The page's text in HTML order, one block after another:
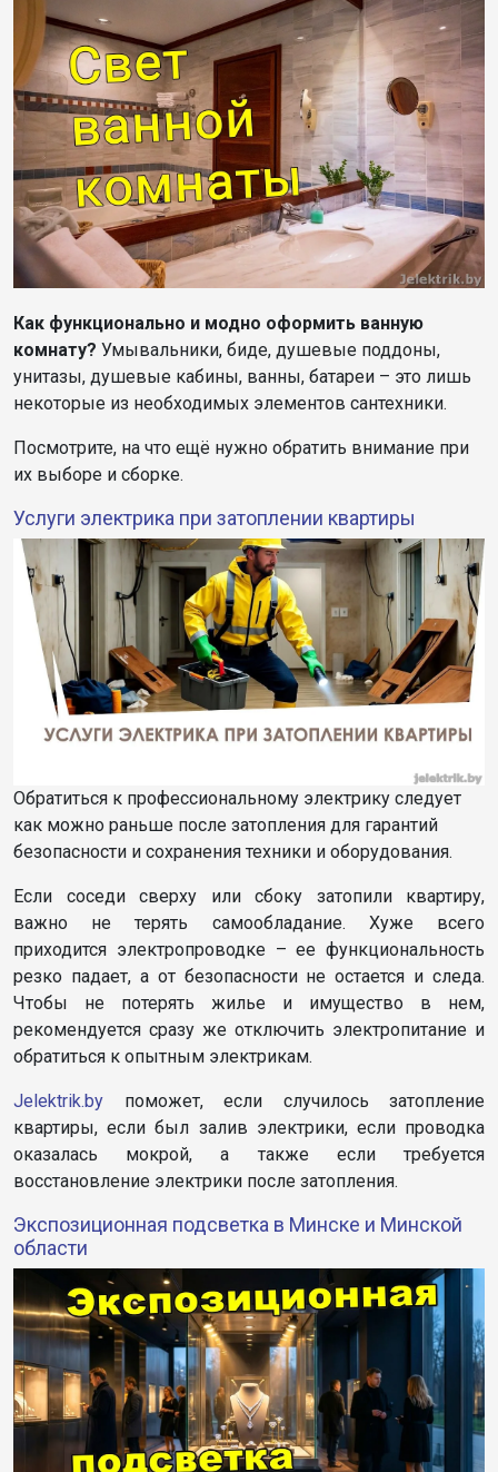
Как функционально и модно оформить ванную
комнату? Умывальники, биде, душевые поддоны,
унитазы, душевые кабины, ванны, батареи – это лишь
некоторые из необходимых элементов сантехники.
Посмотрите, на что ещё нужно обратить внимание при
их выборе и сборке.
Услуги электрика при затоплении квартиры
Обратиться к профессиональному электрику следует
как можно раньше после затопления для гарантий
безопасности и сохранения техники и оборудования.
Если соседи сверху или сбоку затопили квартиру,
важно не терять самообладание. Хуже всего
приходится электропроводке – ее функциональность
резко падает, а от безопасности не остается и следа.
Чтобы не потерять жилье и имущество в нем,
рекомендуется сразу же отключить электропитание и
обратиться к опытным электрикам.
Jelektrik.by поможет, если случилось затопление
квартиры, если был залив электрики, если проводка
оказалась мокрой, а также если требуется
восстановление электрики после затопления.
Экспозиционная подсветка в Минске и Минской
области